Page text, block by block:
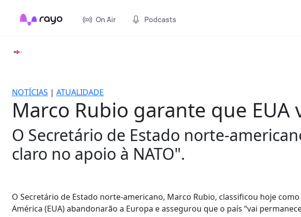
On Air Podcasts
NOTÍCIAS | ATUALIDADE
Marco Rubio garante que EUA
O Secretário de Estado norte-
claro no apoio à NATO".
O Secretário de Estado norte-americano, Marco Rubio, classificou hoje
América (EUA) abandonarão a Europa e assegurou que o país “vai